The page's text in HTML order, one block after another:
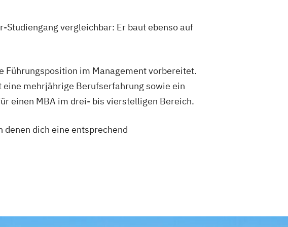
vergleichbar: Er baut ebenso auf
Führungsposition im Management vorbereitet.
eine mehrjährige Berufserfahrung sowie ein
einen MBA im drei- bis vierstelligen Bereich.
dich eine entsprechend